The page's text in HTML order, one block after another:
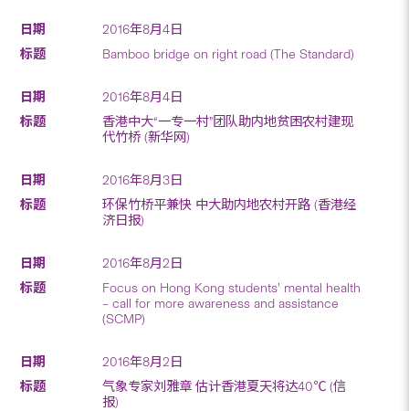
2016年8月4日
Bamboo bridge on right road (The Standard)
2016年8月4日
香港中大“一专一村”团队助内地贫困农村建现
代竹桥 (新华网)
2016年8月3日
环保竹桥平兼快 中大助内地农村开路 (香港经
济日报)
2016年8月2日
Focus on Hong Kong students’ mental health
– call for more awareness and assistance
(SCMP)
2016年8月2日
气象专家刘雅章 估计香港夏天将达40℃ (信
报)